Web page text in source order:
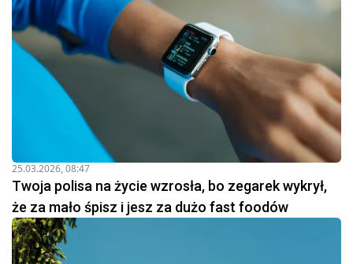
25.03.2026, 08:47
Twoja polisa na życie wzrosła, bo zegarek wykrył,
że za mało śpisz i jesz za dużo fast foodów